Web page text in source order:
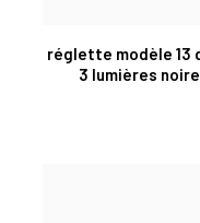
réglette modèle 13
3 lumières noire